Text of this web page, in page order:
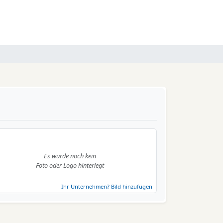
Es wurde noch kein
Foto oder Logo hinterlegt
Ihr Unternehmen? Bild hinzufügen